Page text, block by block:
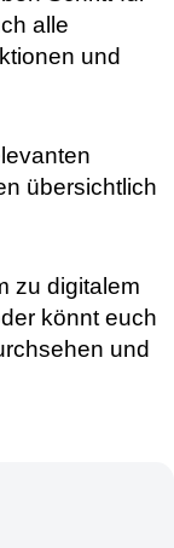
alle
und
übersichtlich
zu digitalem
könnt euch
und